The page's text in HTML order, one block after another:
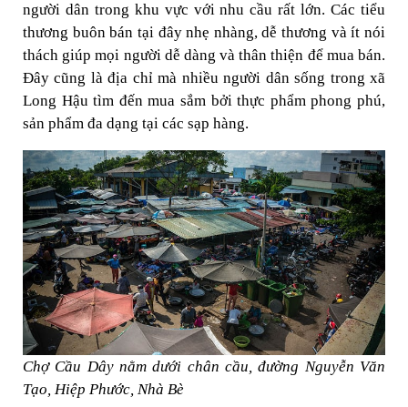
người dân trong khu vực với nhu cầu rất lớn. Các tiểu
thương buôn bán tại đây nhẹ nhàng, dễ thương và ít nói
thách giúp mọi người dễ dàng và thân thiện để mua bán.
Đây cũng là địa chỉ mà nhiều người dân sống trong xã
Long Hậu tìm đến mua sắm bởi thực phẩm phong phú,
sản phẩm đa dạng tại các sạp hàng.
Chợ Cầu Dây nằm dưới chân cầu, đường Nguyễn Văn
Tạo, Hiệp Phước, Nhà Bè